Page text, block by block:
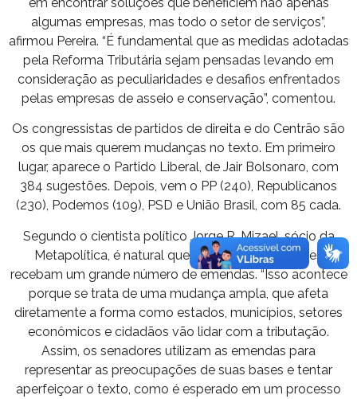
algumas empresas, mas todo o setor de serviços”,
afirmou Pereira. “É fundamental que as medidas adotadas
pela Reforma Tributária sejam pensadas levando em
consideração as peculiaridades e desafios enfrentados
pelas empresas de asseio e conservação”, comentou.
Os congressistas de partidos de direita e do Centrão são
os que mais querem mudanças no texto. Em primeiro
lugar, aparece o Partido Liberal, de Jair Bolsonaro, com
384 sugestões. Depois, vem o PP (240), Republicanos
(230), Podemos (109), PSD e União Brasil, com 85 cada.
Segundo o cientista político Jorge R. Mizael, sócio da
Metapolítica, é natural que projetos estruturantes
recebam um grande número de emendas. “Isso acontece
porque se trata de uma mudança ampla, que afeta
diretamente a forma como estados, municípios, setores
econômicos e cidadãos vão lidar com a tributação.
Assim, os senadores utilizam as emendas para
representar as preocupações de suas bases e tentar
aperfeiçoar o texto, como é esperado em um processo